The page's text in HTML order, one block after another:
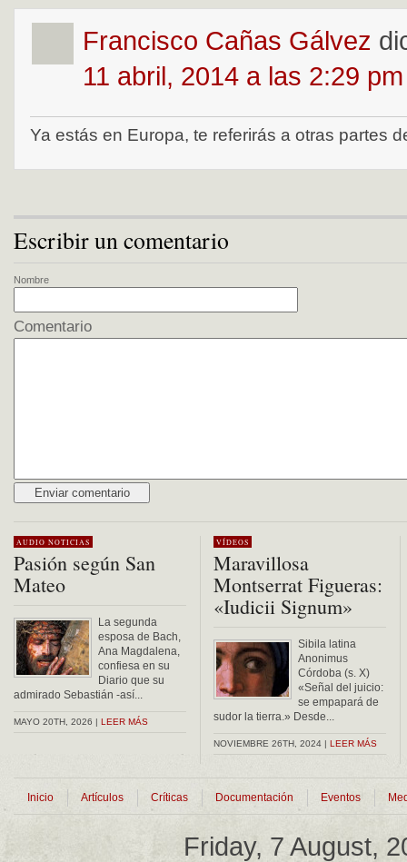
Francisco Cañas Gálvez
11 abril, 2014 a las 2:29 pm
Ya estás en Europa, te referirás a otras partes
Escribir un comentario
Nombre
Comentario
AUDIO NOTICIAS
Pasión según San
Mateo
La segunda
esposa de Bach,
Ana Magdalena,
confiesa en su
Diario que su
admirado Sebastián -así...
MAYO 20TH, 2026 | LEER MÁS
VÍDEOS
Maravillosa
Montserrat Figueras:
«Iudicii Signum»
Sibila latina
Anonimus
Córdoba (s. X)
«Señal del juicio:
se empapará de
sudor la tierra.» Desde...
NOVIEMBRE 26TH, 2024 | LEER MÁS
Inicio Artículos Críticas Documentación Eventos
Friday, 7 August,